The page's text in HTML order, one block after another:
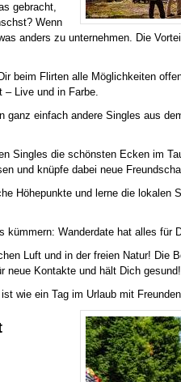
gebracht,
Wenn
anders zu unternehmen. Die
beim Flirten alle Möglichkeiten
– Live und in Farbe.
ganz einfach andere Singles aus
Singles die schönsten Ecken im
und knüpfe dabei neue
Höhepunkte und lerne die lokalen
kümmern: Wanderdate hat alles für
Luft und in der freien Natur! Die
neue Kontakte und hält Dich gesund!
wie ein Tag im Urlaub mit